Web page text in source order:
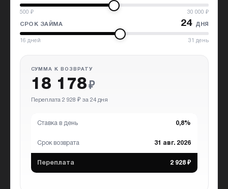
500 ₽ 30 000 ₽
СРОК ЗАЙМА 24 дня
16 дней 31 день
СУММА К ВОЗВРАТУ
18 178 ₽
Переплата 2 928 ₽ за 24 дня
Ставка в день 0,8%
Срок возврата 31 авг. 2026
Переплата 2 928 ₽